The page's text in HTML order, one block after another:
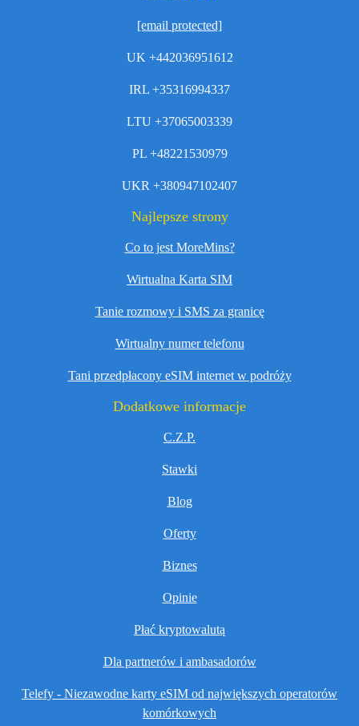
[email protected]
UK +442036951612
IRL +35316994337
LTU +37065003339
PL +48221530979
UKR +380947102407
Najlepsze strony
Co to jest MoreMins?
Wirtualna Karta SIM
Tanie rozmowy i SMS za granicę
Wirtualny numer telefonu
Tani przedpłacony eSIM internet w podróży
Dodatkowe informacje
C.Z.P.
Stawki
Blog
Oferty
Biznes
Opinie
Płać kryptowalutą
Dla partnerów i ambasadorów
Telefy - Niezawodne karty eSIM od największych operatorów
komórkowych